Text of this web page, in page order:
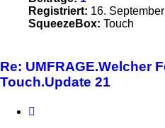
Registriert: 16.
SqueezeBox: Touch
Re: UMFRAGE.Welcher
Touch.Update 21